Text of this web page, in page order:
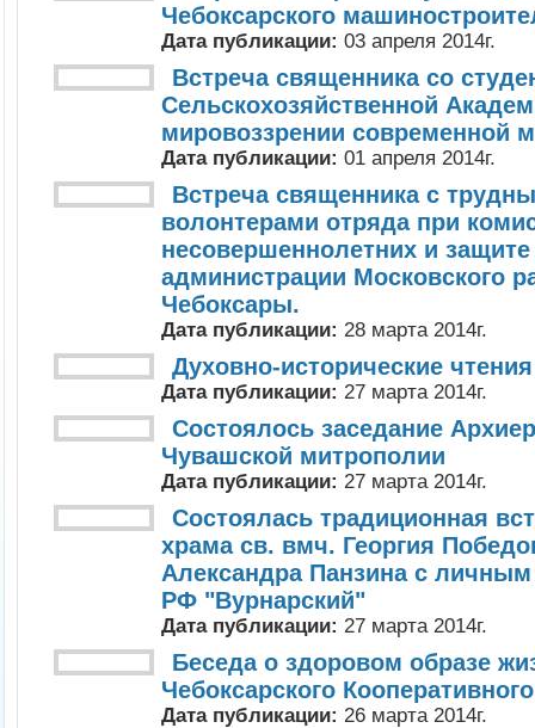
Чебоксарского
Дата публикации: 03 апреля 2014г.
Встреча священника со
Сельскохозяйственной
мировоззрении современной
Дата публикации: 01 апреля 2014г.
Встреча священника с
волонтерами отряда при
несовершеннолетних и
администрации Московского
Чебоксары.
Дата публикации: 28 марта 2014г.
Духовно-исторические
Дата публикации: 27 марта 2014г.
Состоялось заседание
Чувашской митрополии
Дата публикации: 27 марта 2014г.
Состоялась традиционная
храма св. вмч. Георгия
Александра Панзина с
РФ "Вурнарский"
Дата публикации: 27 марта 2014г.
Беседа о здоровом образе
Чебоксарского
Дата публикации: 26 марта 2014г.